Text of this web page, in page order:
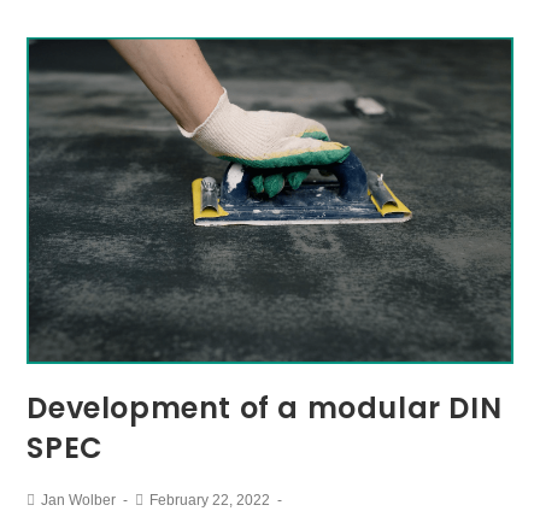
Development of a modular DIN
SPEC
Jan Wolber
February 22, 2022